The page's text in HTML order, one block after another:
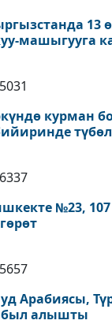
13
машыгууга
5031
курман
6337
№23,
5657
Арабиясы,
алышты